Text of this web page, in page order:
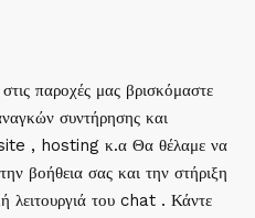
παροχές μας βρισκόμαστε
συντήρησης και
, hosting κ.α Θα θέλαμε να
βοήθεια σας και την στήριξη
λειτουργιά του chat . Κάντε